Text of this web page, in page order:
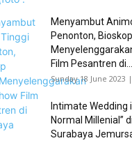
Menyambut
Penonton,
Film Pesantren di...
Sunday 18 June 2023
Intimate Wedding
Normal Millenial”
Surabaya